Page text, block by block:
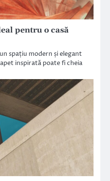
pentru o casă
spațiu modern și elegant
inspirată poate fi cheia